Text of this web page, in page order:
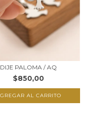
DIJE PALOMA / AQ
$850,00